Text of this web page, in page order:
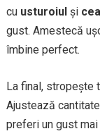
cu usturoiulși
gust. Amestecă
îmbine perfect.
La final, stropește
Ajustează
preferi un gust